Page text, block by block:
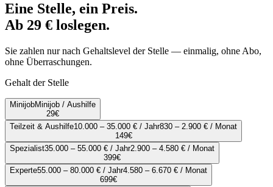
Eine Stelle, ein Preis.
Ab 29 € loslegen.
Sie zahlen nur nach Gehaltslevel der Stelle — einmalig, ohne Abo,
ohne Überraschungen.
Gehalt der Stelle
MinijobMinijob / Aushilfe
29€
Teilzeit & Aushilfe10.000 – 35.000 € / Jahr830 – 2.900 € / Monat
149€
Spezialist35.000 – 55.000 € / Jahr2.900 – 4.580 € / Monat
399€
Experte55.000 – 80.000 € / Jahr4.580 – 6.670 € / Monat
699€